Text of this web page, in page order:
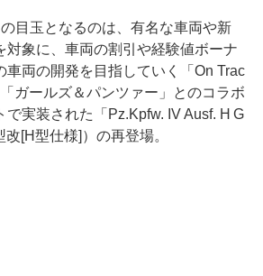
目玉となるのは、有名な車両や新
対象に、車両の割引や経験値ボーナ
車両の開発を目指していく「On Trac
ガールズ＆パンツァー」とのコラボ
で実装された「Pz.Kpfw. IV Ausf. H G
[H型仕様]）の再登場。